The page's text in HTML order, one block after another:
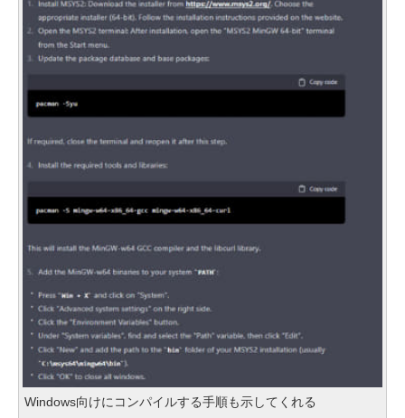
Windows向けにコンパイルする手順も示してくれる